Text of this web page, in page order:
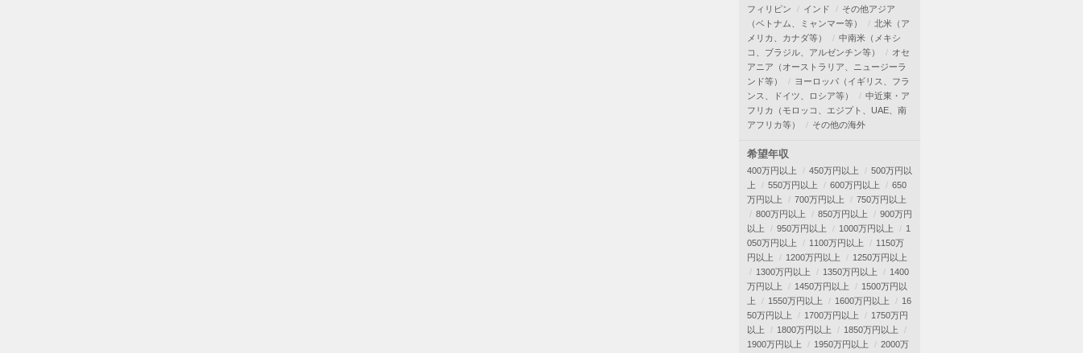
フィリピン
インド
その他アジア
（ベトナム、ミャンマー等）
北米（ア
メリカ、カナダ等）
中南米（メキシ
コ、ブラジル、アルゼンチン等）
オセ
アニア（オーストラリア、ニュージーラ
ンド等）
ヨーロッパ（イギリス、フラ
ンス、ドイツ、ロシア等）
中近東・ア
フリカ（モロッコ、エジプト、UAE、南
アフリカ等）
その他の海外
希望年収
400万円以上 450万円以上
500万円以
上
550万円以上 600万円以上
650
万円以上
700万円以上
750万円以上
800万円以上
850万円以上
900万円
以上
950万円以上 1000万円以上
1
050万円以上
1100万円以上
1150万
円以上
1200万円以上
1250万円以上
1300万円以上
1350万円以上
1400
万円以上
1450万円以上
1500万円以
上
1550万円以上 1600万円以上
16
50万円以上
1700万円以上
1750万円
以上
1800万円以上
1850万円以上
1900万円以上
1950万円以上
2000万